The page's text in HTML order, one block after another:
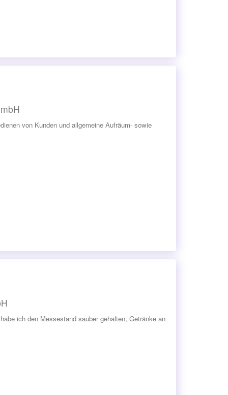
von Kunden und allgemeine Aufräum- sowie
ich den Messestand sauber gehalten, Getränke an